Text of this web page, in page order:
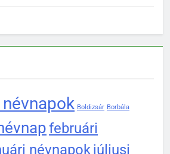
Boldizsár Borbála
februári
névnapokjúliusi